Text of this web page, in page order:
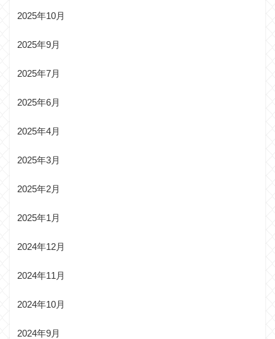
2025年10月
2025年9月
2025年7月
2025年6月
2025年4月
2025年3月
2025年2月
2025年1月
2024年12月
2024年11月
2024年10月
2024年9月